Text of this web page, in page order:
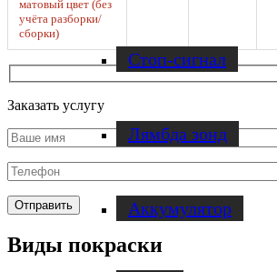
Стоп-сигнал
Лямбда зонд
Аккумулятор
матовый цвет (без
учёта разборки/
сборки)
Заказать услугу
Виды покраски